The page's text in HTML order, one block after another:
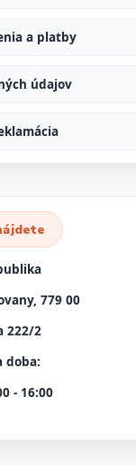
a platby
údajov
779 00
222/2
doba:
- 16:00